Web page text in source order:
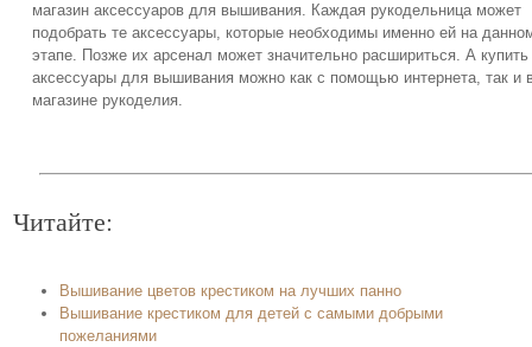
магазин аксессуаров для вышивания. Каждая рукодельница может
подобрать те аксессуары, которые необходимы именно ей на
этапе. Позже их арсенал может значительно расшириться. А купить
аксессуары для вышивания можно как с помощью интернета, так и
магазине рукоделия.
Читайте:
Вышивание цветов крестиком на лучших панно
Вышивание крестиком для детей с самыми добрыми
пожеланиями